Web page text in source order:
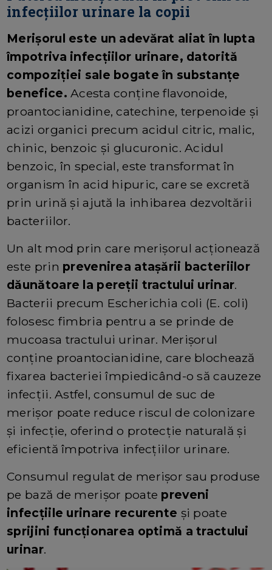
infecțiilor urinare la copii
Merișorul este un adevărat aliat în lupta
împotriva infecțiilor urinare, datorită
compoziției sale bogate în substanțe
benefice. Acesta conține flavonoide,
proantocianidine, catechine, terpenoide și
acizi organici precum acidul citric, malic,
chinic, benzoic și glucuronic. Acidul
benzoic, în special, este transformat în
organism în acid hipuric, care se excretă
prin urină și ajută la inhibarea dezvoltării
bacteriilor.
Un alt mod prin care merișorul acționează
este prin prevenirea atașării bacteriilor
dăunătoare la pereții tractului urinar.
Bacterii precum Escherichia coli (E. coli)
folosesc fimbria pentru a se prinde de
mucoasa tractului urinar. Merișorul
conține proantocianidine, care blochează
fixarea bacteriei împiedicând-o să cauzeze
infecții. Astfel, consumul de suc de
merișor poate reduce riscul de colonizare
și infecție, oferind o protecție naturală și
eficientă împotriva infecțiilor urinare.
Consumul regulat de merișor sau produse
pe bază de merișor poate preveni
infecțiile urinare recurente și poate
sprijini funcționarea optimă a tractului
urinar.